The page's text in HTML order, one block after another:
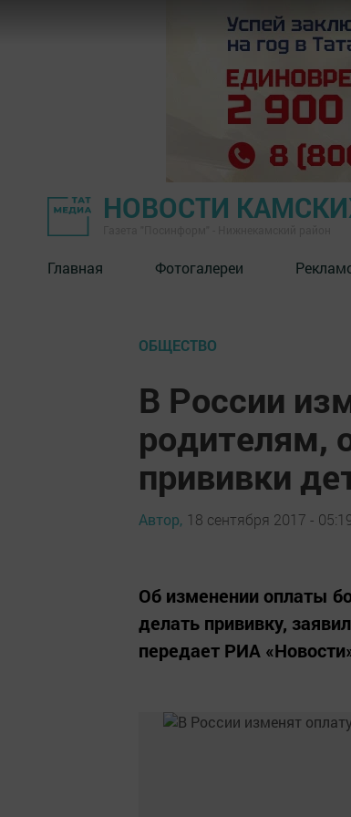
НОВОСТИ
Главная Фотогалереи
ОБЩЕСТВО
В России
родителям,
прививки
Автор, 18 сентября 2017 -
Об изменении оплаты
делать прививку,
передает РИА